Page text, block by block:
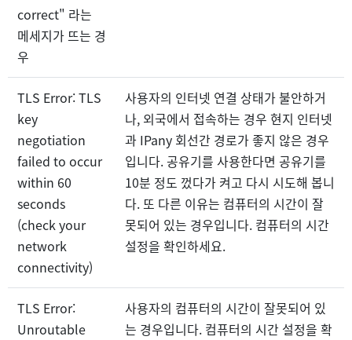
correct" 라는
메세지가 뜨는 경
우
TLS Error: TLS
key
negotiation
failed to occur
within 60
seconds
(check your
network
connectivity)
사용자의 인터넷 연결 상태가 불안하거
나, 외국에서 접속하는 경우 현지 인터넷
과 IPany 회선간 경로가 좋지 않은 경우
입니다. 공유기를 사용한다면 공유기를
10분 정도 껐다가 켜고 다시 시도해 봅니
다. 또 다른 이유는 컴퓨터의 시간이 잘
못되어 있는 경우입니다. 컴퓨터의 시간
설정을 확인하세요.
TLS Error:
Unroutable
사용자의 컴퓨터의 시간이 잘못되어 있
는 경우입니다. 컴퓨터의 시간 설정을 확